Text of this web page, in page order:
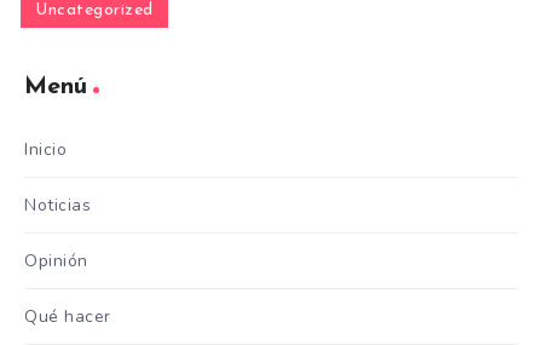
Uncategorized
Menú
Inicio
Noticias
Opinión
Qué hacer